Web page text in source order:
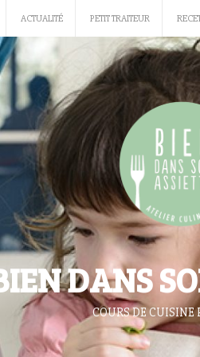
ACTUALITÉ PETIT TRAITEUR
DANS
COURS DE CUISINE